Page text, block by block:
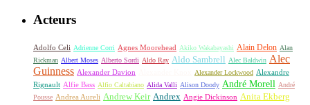
Acteurs
Adolfo Celi Adrienne Corri Agnes Moorehead Akiko Wakabayashi Alain Delon Alan
Rickman Albert Moses Alberto Sordi Aldo Ray Aldo Sambrell Alec Baldwin Alec
Guinness Alexander Davion Alexander Lockwood Alexandre
Rignault Alfie Bass Alfio Caltabiano Alida Valli Alison Doody André Morell André
Pousse Andrea Aureli Andrew Keir Andrex Angie Dickinson Anita Ekberg